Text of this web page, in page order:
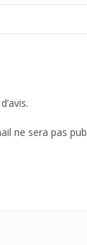
ne sera pas